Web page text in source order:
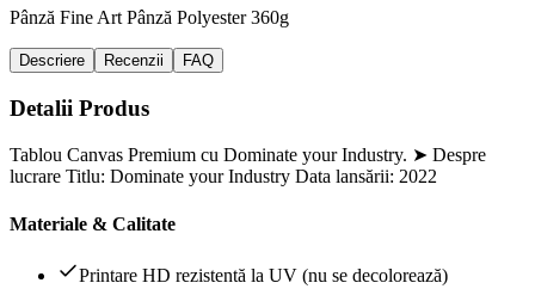
Pânză Fine Art Pânză Polyester 360g
Descriere Recenzii FAQ
Detalii Produs
Tablou Canvas Premium cu Dominate your Industry. ➤ Despre
lucrare Titlu: Dominate your Industry Data lansării: 2022
Materiale & Calitate
Printare HD rezistentă la UV (nu se decolorează)